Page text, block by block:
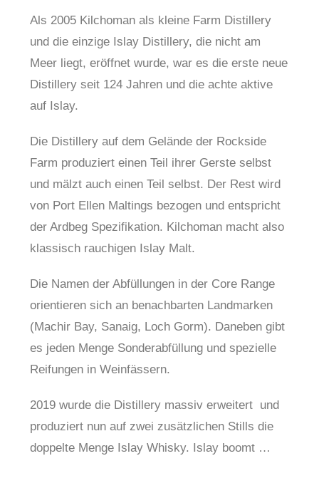
Als 2005 Kilchoman als kleine Farm Distillery
und die einzige Islay Distillery, die nicht am
Meer liegt, eröffnet wurde, war es die erste neue
Distillery seit 124 Jahren und die achte aktive
auf Islay.
Die Distillery auf dem Gelände der Rockside
Farm produziert einen Teil ihrer Gerste selbst
und mälzt auch einen Teil selbst. Der Rest wird
von Port Ellen Maltings bezogen und entspricht
der Ardbeg Spezifikation. Kilchoman macht also
klassisch rauchigen Islay Malt.
Die Namen der Abfüllungen in der Core Range
orientieren sich an benachbarten Landmarken
(Machir Bay, Sanaig, Loch Gorm). Daneben gibt
es jeden Menge Sonderabfüllung und spezielle
Reifungen in Weinfässern.
2019 wurde die Distillery massiv erweitert und
produziert nun auf zwei zusätzlichen Stills die
doppelte Menge Islay Whisky. Islay boomt …